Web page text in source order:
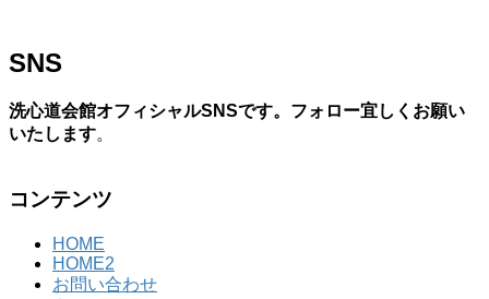
SNS
洗心道会館オフィシャルSNSです。フォロー宜しくお願い
いたします。
コンテンツ
HOME
HOME2
お問い合わせ